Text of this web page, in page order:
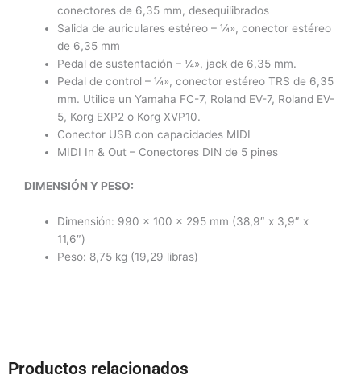
conectores de 6,35 mm, desequilibrados
Salida de auriculares estéreo – ¼», conector estéreo
de 6,35 mm
Pedal de sustentación – ¼», jack de 6,35 mm.
Pedal de control – ¼», conector estéreo TRS de 6,35
mm. Utilice un Yamaha FC-7, Roland EV-7, Roland EV-
5, Korg EXP2 o Korg XVP10.
Conector USB con capacidades MIDI
MIDI In & Out – Conectores DIN de 5 pines
DIMENSIÓN Y PESO:
Dimensión: 990 x 100 x 295 mm (38,9″ x 3,9″ x
11,6″)
Peso: 8,75 kg (19,29 libras)
Productos relacionados